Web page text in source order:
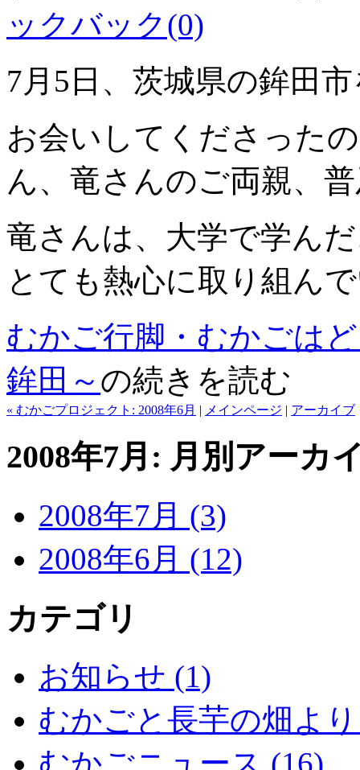
ックバック(0)
7月5日、茨城県の鉾田
お会いしてくださった
ん、竜さんのご両親、
竜さんは、大学で学ん
とても熱心に取り組ん
むかご行脚・むかごは
鉾田～ の続きを読む
« むかごプロジェクト: 2008年6月 | メインページ | アーカイブ
2008年7月: 月別アーカ
2008年7月 (3)
2008年6月 (12)
カテゴリ
お知らせ (1)
むかごと長芋の畑よ